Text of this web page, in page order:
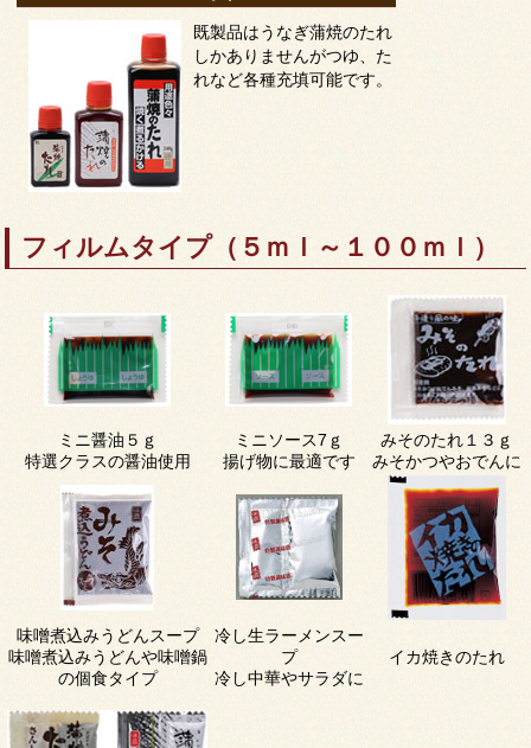
既製品はうなぎ蒲焼のたれ
しかありませんがつゆ、た
れなど各種充填可能です。
フィルムタイプ（５ｍｌ～１００ｍｌ）
ミニ醤油５ｇ
特選クラスの醤油使用
ミニソース7ｇ
揚げ物に最適です
みそのたれ１３ｇ
みそかつやおでんに
味噌煮込みうどんスープ
味噌煮込みうどんや味噌鍋
の個食タイプ
冷し生ラーメンスー
プ
冷し中華やサラダに
イカ焼きのたれ